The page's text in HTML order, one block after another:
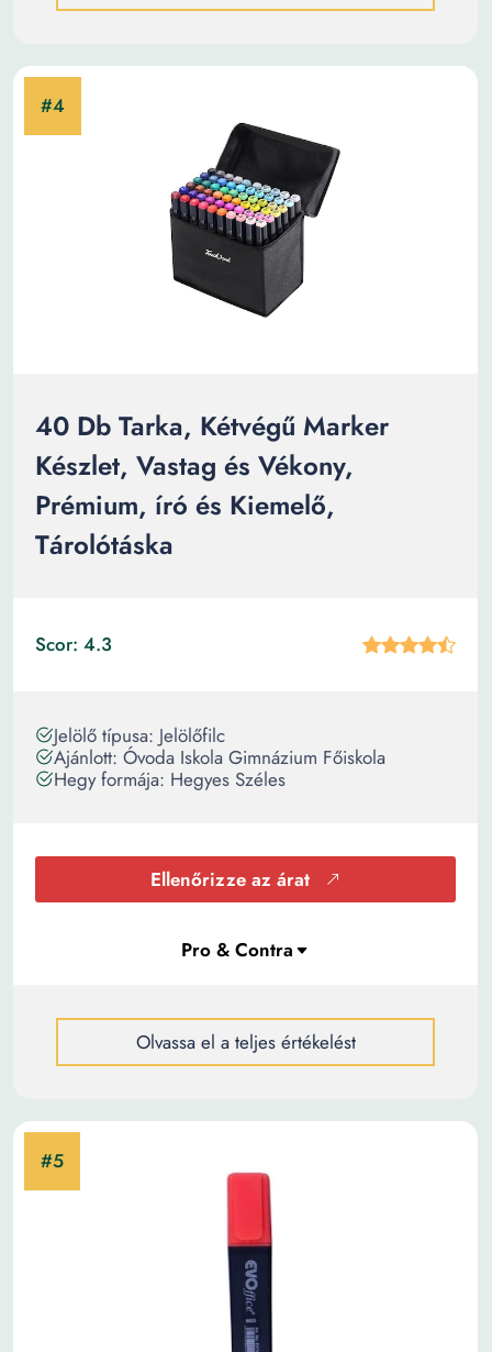
40 Db Tarka, Kétvégű Marker
Készlet, Vastag és Vékony,
Prémium, író és Kiemelő,
Tárolótáska
Scor: 4.3
Jelölő típusa: Jelölőfilc
Ajánlott: Óvoda Iskola Gimnázium Főiskola
Hegy formája: Hegyes Széles
Ellenőrizze az árat
Olvassa el a teljes értékelést